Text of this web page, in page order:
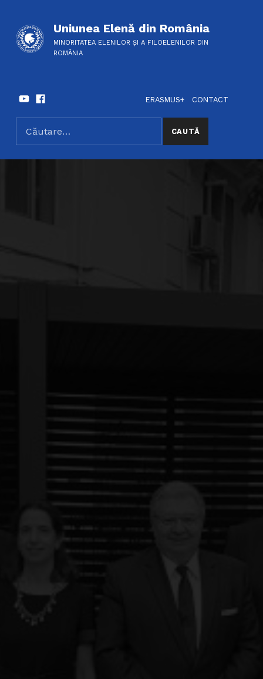
Uniunea Elenă din România
MINORITATEA ELENILOR ȘI A FILOELENILOR DIN
ROMÂNIA
SOCIAL LINKS
YoutubeFacebook
ERASMUS+
CONTACT
SEARCH THE SITE
Caută după: